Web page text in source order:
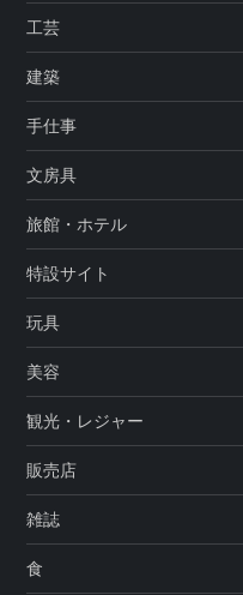
工芸
建築
手仕事
文房具
旅館・ホテル
特設サイト
玩具
美容
観光・レジャー
販売店
雑誌
食